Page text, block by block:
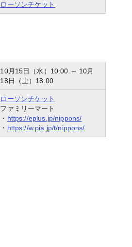
ローソンチケット
10月15日（水）10:00 ～ 10月
18日（土）18:00
ローソンチケット
ファミリーマート
・ https://eplus.jp/nippons/
・ https://w.pia.jp/t/nippons/